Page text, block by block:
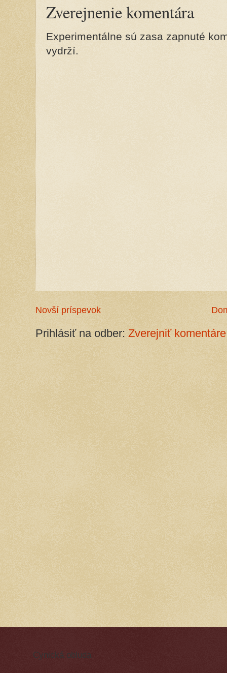
Zverejnenie komentára
Experimentálne sú zasa zapnuté
vydrží.
Novší príspevok
Prihlásiť na odber: Zverejniť
Cynická obluda